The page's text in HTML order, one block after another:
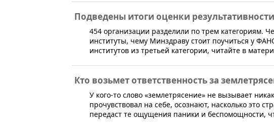
Подведены итоги оценки
454 организации разделили по трем категориям.
институты, чему Минздраву стоит поучиться у
институтов из третьей категории, читайте в
Кто возьмет ответственность за
​У кого-то слово «землетрясение» не вызывает
прочувствовал на себе, осознают, насколько это
передаст те ощущения паники и беспомощности,